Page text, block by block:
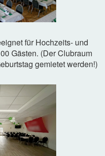
für Hochzeits- und
Gästen. (Der Clubraum
gemietet werden!)